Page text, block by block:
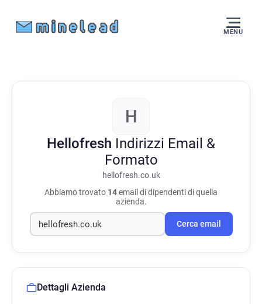
MENU
H
Hellofresh Indirizzi Email &
Formato
hellofresh.co.uk
Abbiamo trovato 14email di dipendenti di quella
azienda.
Cerca email
Dettagli Azienda